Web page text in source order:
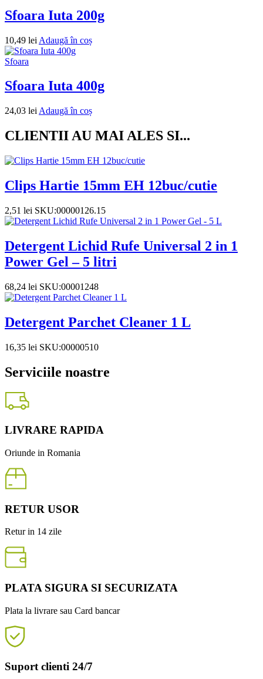
Sfoara Iuta 200g
10,49 lei Adaugă în coș
Sfoara
Sfoara Iuta 400g
24,03 lei Adaugă în coș
CLIENTII AU MAI ALES SI...
Clips Hartie 15mm EH 12buc/cutie
2,51 lei SKU:00000126.15
Detergent Lichid Rufe Universal 2 in 1
Power Gel – 5 litri
68,24 lei SKU:00001248
Detergent Parchet Cleaner 1 L
16,35 lei SKU:00000510
Serviciile noastre
LIVRARE RAPIDA
Oriunde in Romania
RETUR USOR
Retur in 14 zile
PLATA SIGURA SI SECURIZATA
Plata la livrare sau Card bancar
Suport clienti 24/7